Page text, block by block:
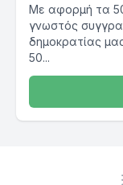
Με αφορμή τα
γνωστός
δημοκρατίας
50...